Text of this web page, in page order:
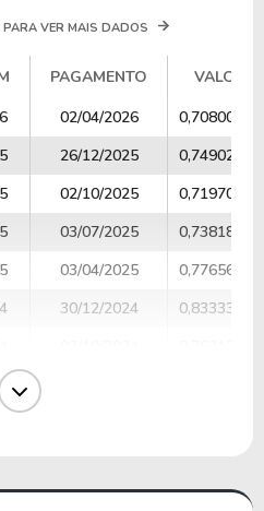
VER MAIS DADOS
PAGAMENTO
VALOR
PAGAMENTO VALOR
02/04/2026
0,70800000
26/12/2025
0,74902439
02/10/2025
0,71970588
03/07/2025
0,73818181
03/04/2025
0,77656250
30/12/2024
0,83333333